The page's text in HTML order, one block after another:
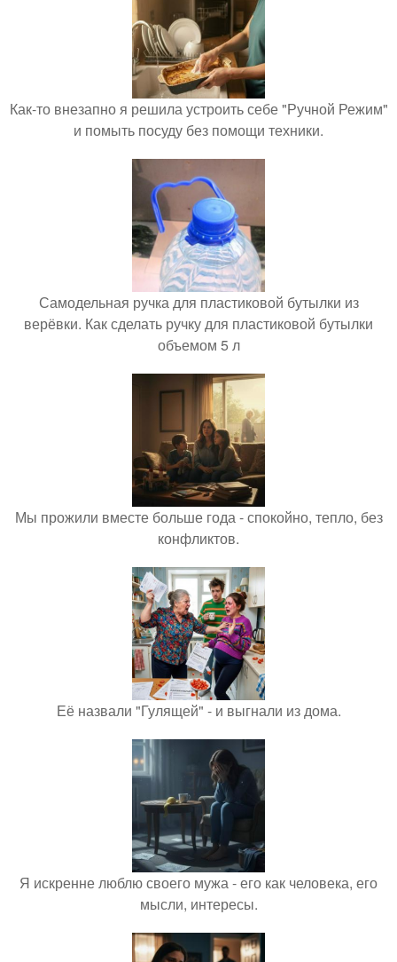
Как-то внезапно я решила устроить себе "Ручной Режим"
и помыть посуду без помощи техники.
Самодельная ручка для пластиковой бутылки из
верёвки. Как сделать ручку для пластиковой бутылки
объемом 5 л
Мы прожили вместе больше года - спокойно, тепло, без
конфликтов.
Её назвали "Гулящей" - и выгнали из дома.
Я искренне люблю своего мужа - его как человека, его
мысли, интересы.